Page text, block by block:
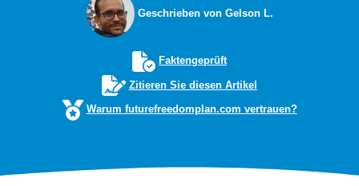
Geschrieben von Gelson L.
Faktengeprüft
Zitieren Sie diesen Artikel
Warum futurefreedomplan.com vertrauen?